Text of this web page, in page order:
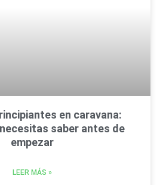
en caravana:
saber antes de
empezar
LEER MÁS »